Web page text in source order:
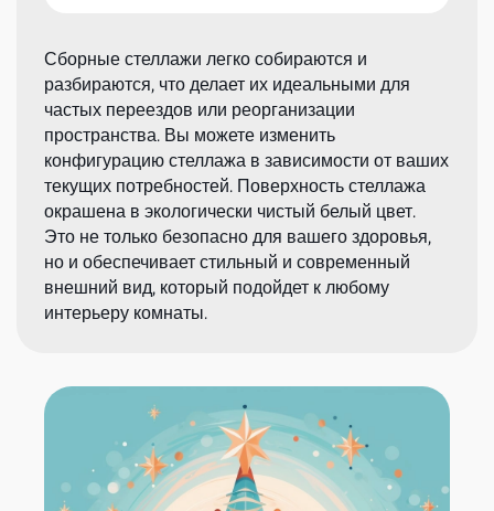
Сборные стеллажи легко собираются и
разбираются, что делает их идеальными для
частых переездов или реорганизации
пространства. Вы можете изменить
конфигурацию стеллажа в зависимости от ваших
текущих потребностей. Поверхность стеллажа
окрашена в экологически чистый белый цвет.
Это не только безопасно для вашего здоровья,
но и обеспечивает стильный и современный
внешний вид, который подойдет к любому
интерьеру комнаты.